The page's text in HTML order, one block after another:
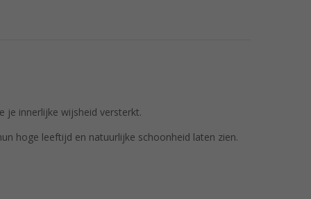
je innerlijke wijsheid versterkt.
hoge leeftijd en natuurlijke schoonheid laten zien.